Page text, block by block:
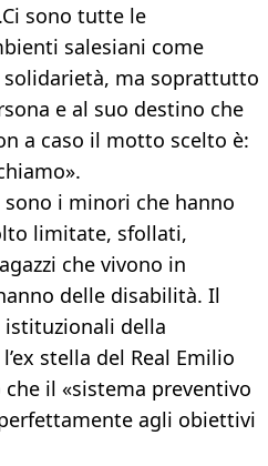
sono tutte le
salesiani come
solidarietà, ma soprattutto
e al suo destino che
a caso il motto scelto è:
i minori che hanno
limitate, sfollati,
che vivono in
delle disabilità. Il
della
stella del Real Emilio
il «sistema preventivo
agli obiettivi